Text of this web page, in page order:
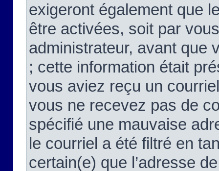
exigeront également que
être activées, soit par
administrateur, avant que
; cette information était
vous aviez reçu un
vous ne recevez pas de
spécifié une mauvaise
le courriel a été filtré en
certain(e) que l’adresse